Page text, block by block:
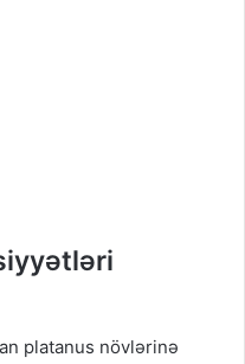
platanus növlərinə